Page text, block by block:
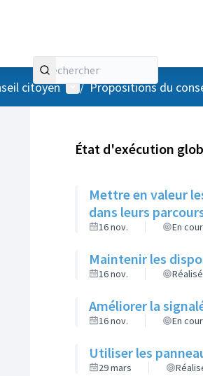
citoyen Menu utilisateur
/ Propositions du
État d'exécution
Mettre en valeur
dans leurs
16 nov. En
Maintenir les
16 nov.
Améliorer la
16 nov. En
Utiliser les
29 mars